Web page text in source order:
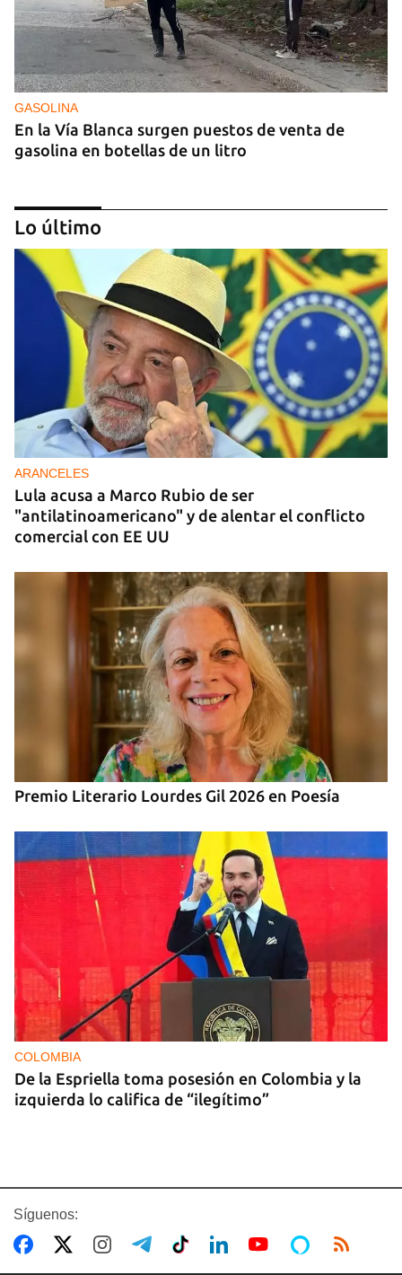
GASOLINA
En la Vía Blanca surgen puestos de venta de
gasolina en botellas de un litro
DONACIONES
China entrega otros 5.000 sistemas fotovoltaicos
para zonas rurales de Cuba
Lo último
ARANCELES
Lula acusa a Marco Rubio de ser
"antilatinoamericano" y de alentar el conflicto
comercial con EE UU
Premio Literario Lourdes Gil 2026 en Poesía
COLOMBIA
De la Espriella toma posesión en Colombia y la
izquierda lo califica de “ilegítimo”
Síguenos: